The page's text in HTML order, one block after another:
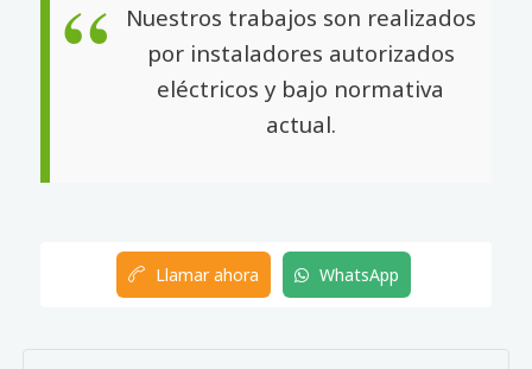
Nuestros trabajos son realizados
por instaladores autorizados
eléctricos y bajo normativa
actual.
Llamar ahora WhatsApp